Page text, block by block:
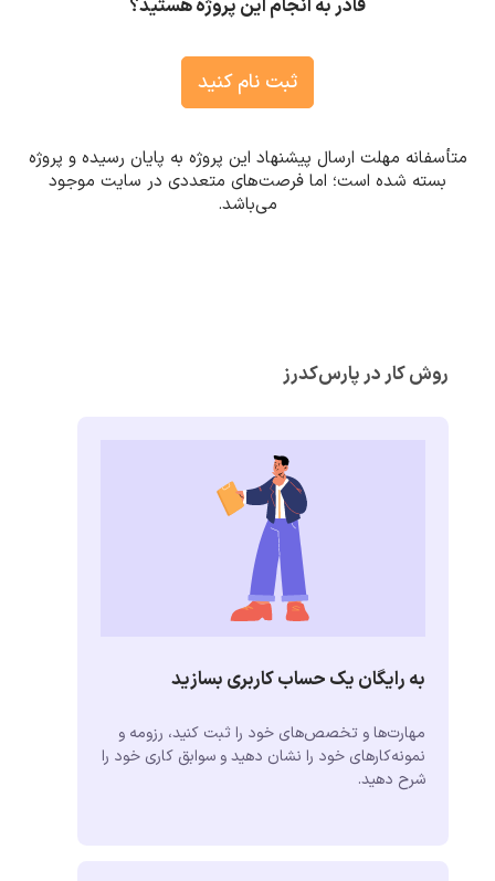
قادر به انجام این پروژه هستید؟
ثبت نام کنید
متأسفانه مهلت ارسال پیشنهاد این پروژه به پایان رسیده و پروژه
بسته شده است؛ اما فرصت‌های متعددی در سایت موجود
می‌باشد.
روش کار در پارس‌کدرز
به رایگان یک حساب کاربری بسازید
مهارت‌ها و تخصص‌های خود را ثبت کنید، رزومه و
نمونه‌کارهای خود را نشان دهید و سوابق کاری خود را
شرح دهید.